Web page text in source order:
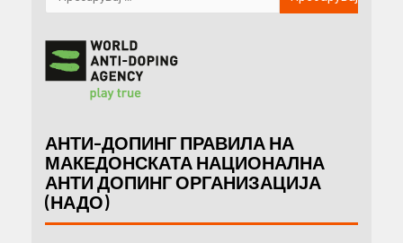
АНТИ-ДОПИНГ ПРАВИЛА НА
МАКЕДОНСКАТА НАЦИОНАЛНА
АНТИ ДОПИНГ ОРГАНИЗАЦИЈА
(НАДО)